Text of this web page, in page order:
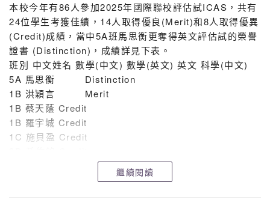
3B 陳心忠 黃筠雅 黃曉茵 李詠芯 劉心
悅 呂羨伶
徐綺彤 戴斌杰 梁思捷 蘇日俊 鄧煒
鵬
3D 孫佑銘 袁弘
5A 張海兒
本校今年有86人參加2025年國際聯校評估試ICAS，共有
24位學生考獲佳績，14人取得優良(Merit)和8人取得優異
(Credit)成績，當中5A班馬思衡更奪得英文評估試的榮譽
證書 (Distinction)，成績詳見下表。
班別 中文姓名 數學(中文) 數學(英文) 英文 科學(中文)
5A 馬思衡 Distinction
1B 洪穎言 Merit
1B 蔡天蔭 Credit
1B 羅宇城 Credit
1C 施貝盈 Credit
3B 黎梓鋒 Credit
3B 王昱舜 Credit
4A 趙靈兒 Credit
繼續閱讀